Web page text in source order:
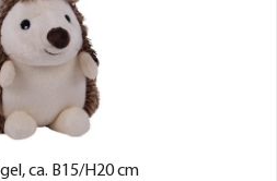
ca. B15/H20 cm